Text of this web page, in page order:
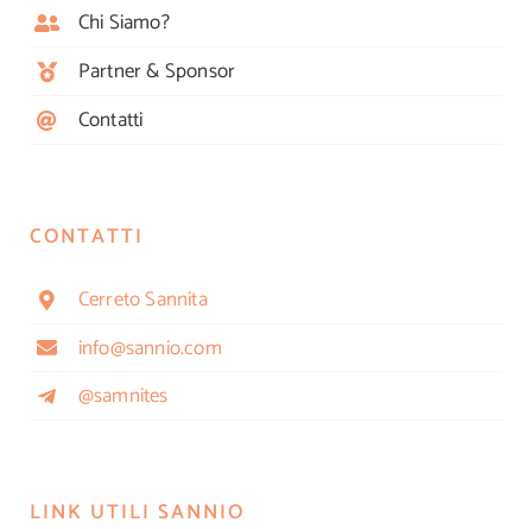
Chi Siamo?
Partner & Sponsor
Contatti
CONTATTI
Cerreto Sannita
info@sannio.com
@samnites
LINK UTILI SANNIO